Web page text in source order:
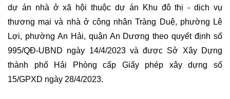
dự án nhà ở xã hội thuộc dự án Khu đô thị - dịch vụ
thương mại và nhà ở công nhân Tràng Duệ, phường Lê
Lợi, phường An Hải, quận An Dương theo quyết định số
995/QĐ-UBND ngày 14/4/2023 và được Sở Xây Dựng
thành phố Hải Phòng cấp Giấy phép xây dựng số
15/GPXD ngày 28/4/2023.